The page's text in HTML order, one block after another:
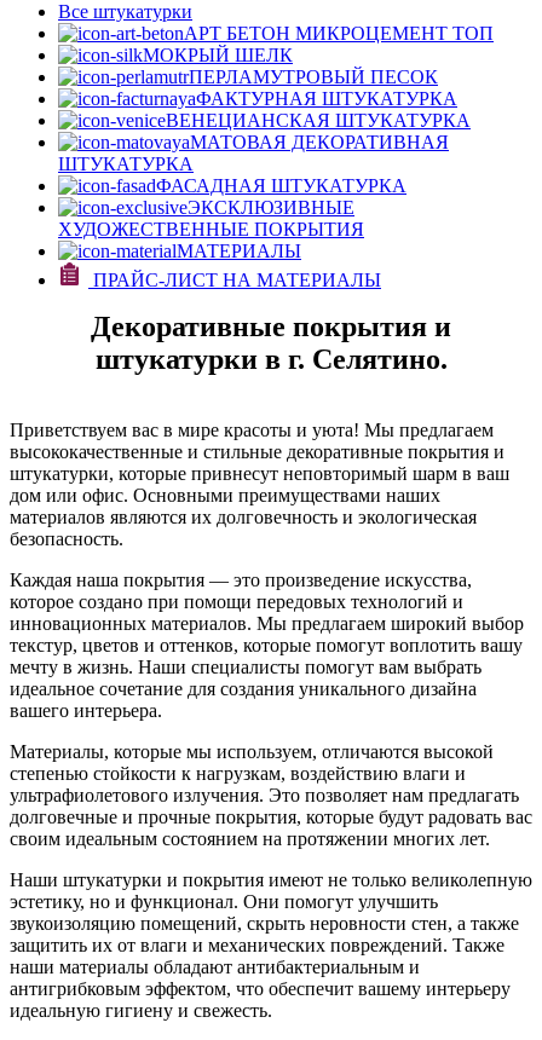
Все штукатурки
АРТ БЕТОН МИКРОЦЕМЕНТ ТОП
МОКРЫЙ ШЕЛК
ПЕРЛАМУТРОВЫЙ ПЕСОК
ФАКТУРНАЯ ШТУКАТУРКА
ВЕНЕЦИАНСКАЯ ШТУКАТУРКА
МАТОВАЯ ДЕКОРАТИВНАЯ
ШТУКАТУРКА
ФАСАДНАЯ ШТУКАТУРКА
ЭКСКЛЮЗИВНЫЕ
ХУДОЖЕСТВЕННЫЕ ПОКРЫТИЯ
МАТЕРИАЛЫ
ПРАЙС-ЛИСТ НА МАТЕРИАЛЫ
Декоративные покрытия и
штукатурки в г. Селятино.
Приветствуем вас в мире красоты и уюта! Мы предлагаем
высококачественные и стильные декоративные покрытия и
штукатурки, которые привнесут неповторимый шарм в ваш
дом или офис. Основными преимуществами наших
материалов являются их долговечность и экологическая
безопасность.
Каждая наша покрытия — это произведение искусства,
которое создано при помощи передовых технологий и
инновационных материалов. Мы предлагаем широкий выбор
текстур, цветов и оттенков, которые помогут воплотить вашу
мечту в жизнь. Наши специалисты помогут вам выбрать
идеальное сочетание для создания уникального дизайна
вашего интерьера.
Материалы, которые мы используем, отличаются высокой
степенью стойкости к нагрузкам, воздействию влаги и
ультрафиолетового излучения. Это позволяет нам предлагать
долговечные и прочные покрытия, которые будут радовать вас
своим идеальным состоянием на протяжении многих лет.
Наши штукатурки и покрытия имеют не только великолепную
эстетику, но и функционал. Они помогут улучшить
звукоизоляцию помещений, скрыть неровности стен, а также
защитить их от влаги и механических повреждений. Также
наши материалы обладают антибактериальным и
антигрибковым эффектом, что обеспечит вашему интерьеру
идеальную гигиену и свежесть.